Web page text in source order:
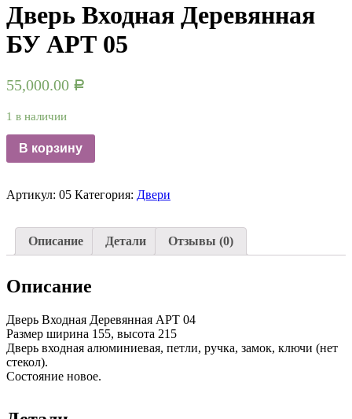
Дверь Входная Деревянная
БУ АРТ 05
55,000.00 Р
1 в наличии
В корзину
Артикул: 05 Категория: Двери
Описание Детали Отзывы (0)
Описание
Дверь Входная Деревянная АРТ 04
Размер ширина 155, высота 215
Дверь входная алюминиевая, петли, ручка, замок, ключи (нет
стекол).
Состояние новое.